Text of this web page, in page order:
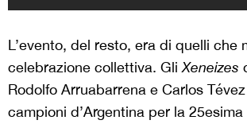
L’evento, del resto, era di quelli che
celebrazione collettiva. Gli Xeneizes
Rodolfo Arruabarrena e Carlos
campioni d’Argentina per la